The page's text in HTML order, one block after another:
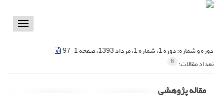
Toggle
دوره و شماره:دوره 1، شماره 1، مرداد 1393، صفحه 1-97
تعداد مقالات: 6
مقاله پژوهشی